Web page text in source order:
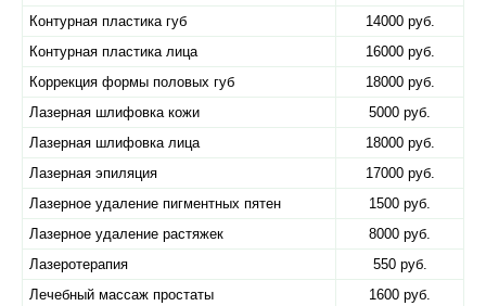
Контурная пластика губ
14000 руб.
Контурная пластика лица
16000 руб.
Коррекция формы половых губ
18000 руб.
Лазерная шлифовка кожи
5000 руб.
Лазерная шлифовка лица
18000 руб.
Лазерная эпиляция
17000 руб.
Лазерное удаление пигментных пятен
1500 руб.
Лазерное удаление растяжек
8000 руб.
Лазеротерапия
550 руб.
Лечебный массаж простаты
1600 руб.